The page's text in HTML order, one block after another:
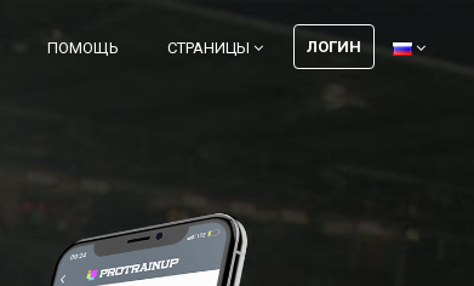
ПОМОЩЬ СТРАНИЦЫ ЛОГИН